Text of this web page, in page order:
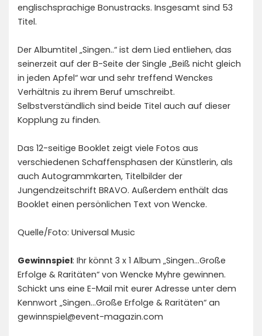
englischsprachige Bonustracks. Insgesamt sind 53
Titel.
Der Albumtitel „Singen..“ ist dem Lied entliehen, das
seinerzeit auf der B-Seite der Single „Beiß nicht gleich
in jeden Apfel“ war und sehr treffend Wenckes
Verhältnis zu ihrem Beruf umschreibt.
Selbstverständlich sind beide Titel auch auf dieser
Kopplung zu finden.
Das 12-seitige Booklet zeigt viele Fotos aus
verschiedenen Schaffensphasen der Künstlerin, als
auch Autogrammkarten, Titelbilder der
Jungendzeitschrift BRAVO. Außerdem enthält das
Booklet einen persönlichen Text von Wencke.
Quelle/Foto: Universal Music
Gewinnspiel: Ihr könnt 3 x 1 Album „Singen…Große
Erfolge & Raritäten“ von Wencke Myhre gewinnen.
Schickt uns eine E-Mail mit eurer Adresse unter dem
Kennwort „Singen…Große Erfolge & Raritäten“ an
gewinnspiel@event-magazin.com